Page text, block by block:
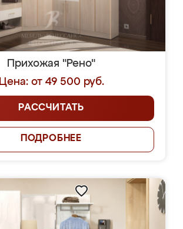
Прихожая "Рено"
Цена: от 49 500 руб.
РАССЧИТАТЬ
ПОДРОБНЕЕ